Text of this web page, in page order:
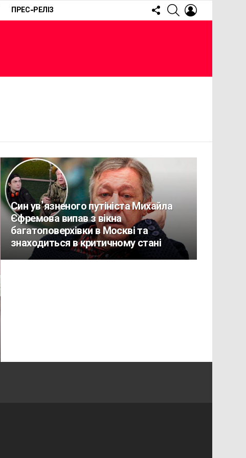
ПРЕС-РЕЛІЗ
FOLLOW
US
SEARCH
Син ув’язненого путініста Михайла
Єфремова випав з вікна
багатоповерхівки в Москві та
знаходиться в критичному стані